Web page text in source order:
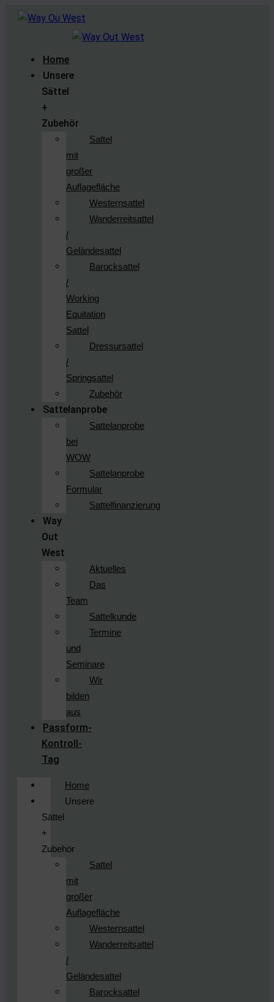
Home
Unsere
Sättel
+
Zubehör
Sattel
mit
großer
Auflagefläche
Westernsattel
Wanderreitsattel
/
Geländesattel
Barocksattel
/
Working
Equitation
Sattel
Dressursattel
/
Springsattel
Zubehör
Sattelanprobe
Sattelanprobe
bei
WOW
Sattelanprobe
Formular
Sattelfinanzierung
Way
Out
West
Aktuelles
Das
Team
Sattelkunde
Termine
und
Seminare
Wir
bilden
aus
Passform-
Kontroll-
Tag
Home
Unsere
Sättel
+
Zubehör
Sattel
mit
großer
Auflagefläche
Westernsattel
Wanderreitsattel
/
Geländesattel
Barocksattel